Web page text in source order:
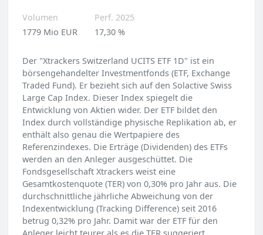
Volumen
1779 Mio EUR
Perf. 2025
17,30 %
Der "Xtrackers Switzerland UCITS ETF 1D" ist ein
börsengehandelter Investmentfonds (ETF, Exchange
Traded Fund). Er bezieht sich auf den Solactive Swiss
Large Cap Index. Dieser Index spiegelt die
Entwicklung von Aktien wider. Der ETF bildet den
Index durch vollständige physische Replikation ab, er
enthält also genau die Wertpapiere des
Referenzindexes. Die Erträge (Dividenden) des ETFs
werden an den Anleger ausgeschüttet. Die
Fondsgesellschaft Xtrackers weist eine
Gesamtkostenquote (TER) von 0,30% pro Jahr aus. Die
durchschnittliche jährliche Abweichung von der
Indexentwicklung (Tracking Difference) seit 2016
betrug 0,32% pro Jahr. Damit war der ETF für den